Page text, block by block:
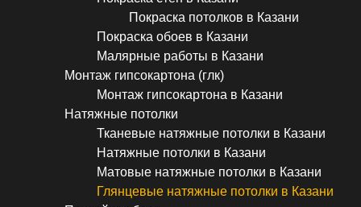
Покраска потолков в Казани
Покраска обоев в Казани
Малярные работы в Казани
Монтаж гипсокартона (глк)
Монтаж гипсокартона в Казани
Натяжные потолки
Тканевые натяжные потолки в Казани
Натяжные потолки в Казани
Матовые натяжные потолки в Казани
Глянцевые натяжные потолки в Казани